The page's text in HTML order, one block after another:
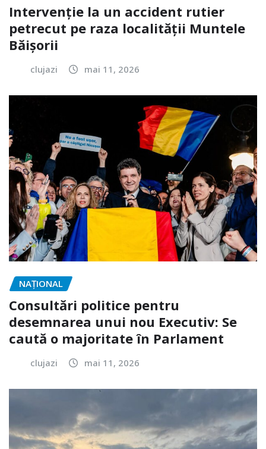
Intervenție la un accident rutier
petrecut pe raza localității Muntele
Băișorii
clujazi mai 11, 2026
NAŢIONAL
Consultări politice pentru
desemnarea unui nou Executiv: Se
caută o majoritate în Parlament
clujazi mai 11, 2026